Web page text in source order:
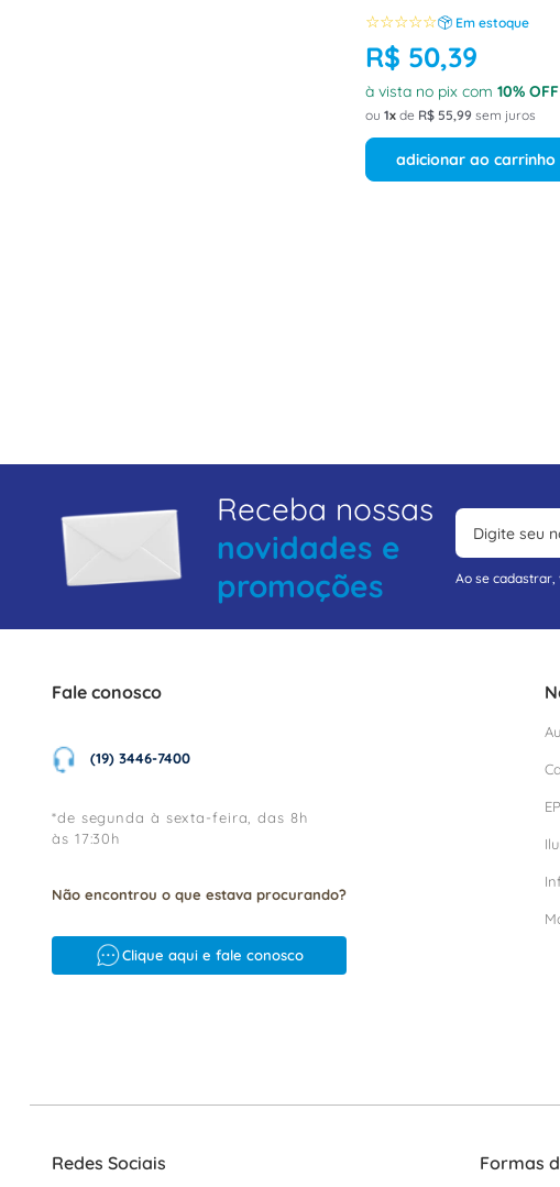
☆☆☆☆☆ Em estoque
R$ 50,39
à vista no pix com 10% OFF
ou 1 de R$ 55,99 sem juros
adicionar ao carrinho
Receba nossas
novidades e
promoções
Ao se
Fale conosco
(19) 3446-7400
*de segunda à sexta-feira, das 8h
às 17:30h
Não encontrou o que estava procurando?
Clique aqui e fale conosco
Redes Sociais Formas